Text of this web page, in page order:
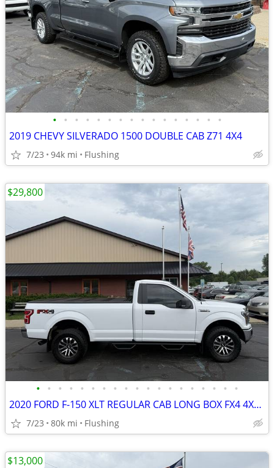
• • • • • • • • • • • • • • • •
2019 CHEVY SILVERADO 1500 DOUBLE CAB Z71 4X4
7/23 94k mi Flushing
• • • • • • • • • • • • • • • • • • •
2020 FORD F-150 XLT REGULAR CAB LONG BOX FX4 4X4 5.0 COYOTE V8
7/23 80k mi Flushing
$29,800
$13,000